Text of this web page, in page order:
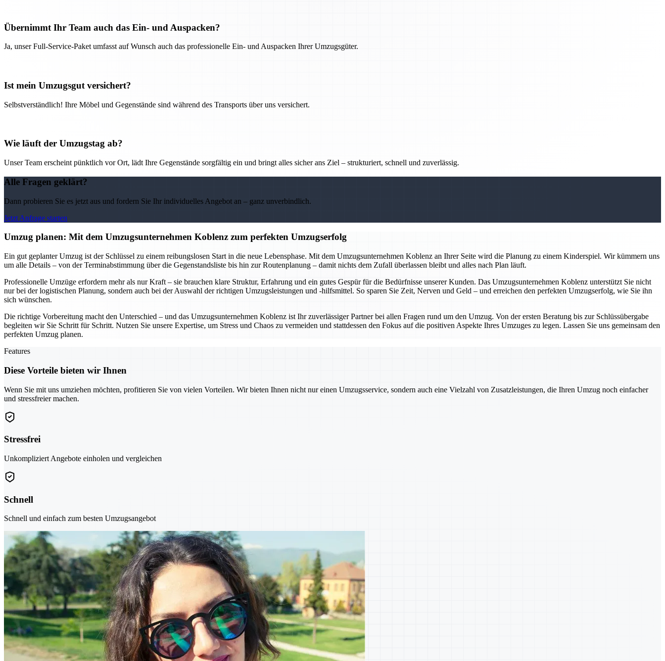
Übernimmt Ihr Team auch das Ein- und Auspacken?
Ja, unser Full-Service-Paket umfasst auf Wunsch auch das professionelle Ein- und Auspacken Ihrer Umzugsgüter.
Ist mein Umzugsgut versichert?
Selbstverständlich! Ihre Möbel und Gegenstände sind während des Transports über uns versichert.
Wie läuft der Umzugstag ab?
Unser Team erscheint pünktlich vor Ort, lädt Ihre Gegenstände sorgfältig ein und bringt alles sicher ans Ziel – strukturiert, schnell und zuverlässig.
Alle Fragen geklärt?
Dann probieren Sie es jetzt aus und fordern Sie Ihr individuelles Angebot an – ganz unverbindlich.
Jetzt Anfrage starten
Umzug planen: Mit dem Umzugsunternehmen Koblenz zum perfekten Umzugserfolg
Ein gut geplanter Umzug ist der Schlüssel zu einem reibungslosen Start in die neue Lebensphase. Mit dem Umzugsunternehmen Koblenz an Ihrer Seite wird die Planung zu einem Kinderspiel. Wir kümmern uns
um alle Details – von der Terminabstimmung über die Gegenstandsliste bis hin zur Routenplanung – damit nichts dem Zufall überlassen bleibt und alles nach Plan läuft.
Professionelle Umzüge erfordern mehr als nur Kraft – sie brauchen klare Struktur, Erfahrung und ein gutes Gespür für die Bedürfnisse unserer Kunden. Das Umzugsunternehmen Koblenz unterstützt Sie nicht
nur bei der logistischen Planung, sondern auch bei der Auswahl der richtigen Umzugsleistungen und -hilfsmittel. So sparen Sie Zeit, Nerven und Geld – und erreichen den perfekten Umzugserfolg, wie Sie ihn
sich wünschen.
Die richtige Vorbereitung macht den Unterschied – und das Umzugsunternehmen Koblenz ist Ihr zuverlässiger Partner bei allen Fragen rund um den Umzug. Von der ersten Beratung bis zur Schlüssübergabe
begleiten wir Sie Schritt für Schritt. Nutzen Sie unsere Expertise, um Stress und Chaos zu vermeiden und stattdessen den Fokus auf die positiven Aspekte Ihres Umzuges zu legen. Lassen Sie uns gemeinsam den
perfekten Umzug planen.
Features
Diese Vorteile bieten wir Ihnen
Wenn Sie mit uns umziehen möchten, profitieren Sie von vielen Vorteilen. Wir bieten Ihnen nicht nur einen Umzugsservice, sondern auch eine Vielzahl von Zusatzleistungen, die Ihren Umzug noch einfacher
und stressfreier machen.
Stressfrei
Unkompliziert Angebote einholen und vergleichen
Schnell
Schnell und einfach zum besten Umzugsangebot